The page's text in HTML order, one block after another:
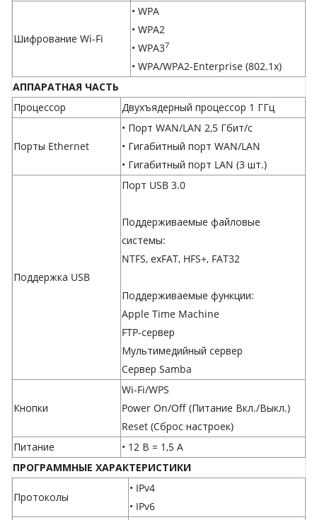
Шифрование Wi-Fi
• WPA
• WPA2
• WPA37
• WPA/WPA2-Enterprise (802.1x)
АППАРАТНАЯ ЧАСТЬ
Процессор
Двухъядерный процессор 1 ГГц
Порты Ethernet
• Порт WAN/LAN 2,5 Гбит/с
• Гигабитный порт WAN/LAN
• Гигабитный порт LAN (3 шт.)
Поддержка USB
Порт USB 3.0
Поддерживаемые файловые
системы:
NTFS, exFAT, HFS+, FAT32
Поддерживаемые функции:
Apple Time Machine
FTP-сервер
Мультимедийный сервер
Сервер Samba
Кнопки
Wi-Fi/WPS
Power On/Off (Питание Вкл./Выкл.)
Reset (Сброс настроек)
Питание
• 12 В = 1,5 А
ПРОГРАММНЫЕ ХАРАКТЕРИСТИКИ
Протоколы
• IPv4
• IPv6